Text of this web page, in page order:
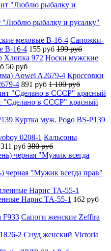
"Люблю рыбалку и русалку"
Сапожки-
B-16-4 155 руб 199 руб
Носки мужские
50 руб
Кроссовки
4 891 руб 1 100 руб
"Сделано в СССР" красный
Куртка муж. Pogo BS-P139
Кальсоны
311 руб 380 руб
черная "Мужик всегда прав"
Нарис TA-55-1 162 руб
Сапоги женские Zeffira
Снуд женский Victoria